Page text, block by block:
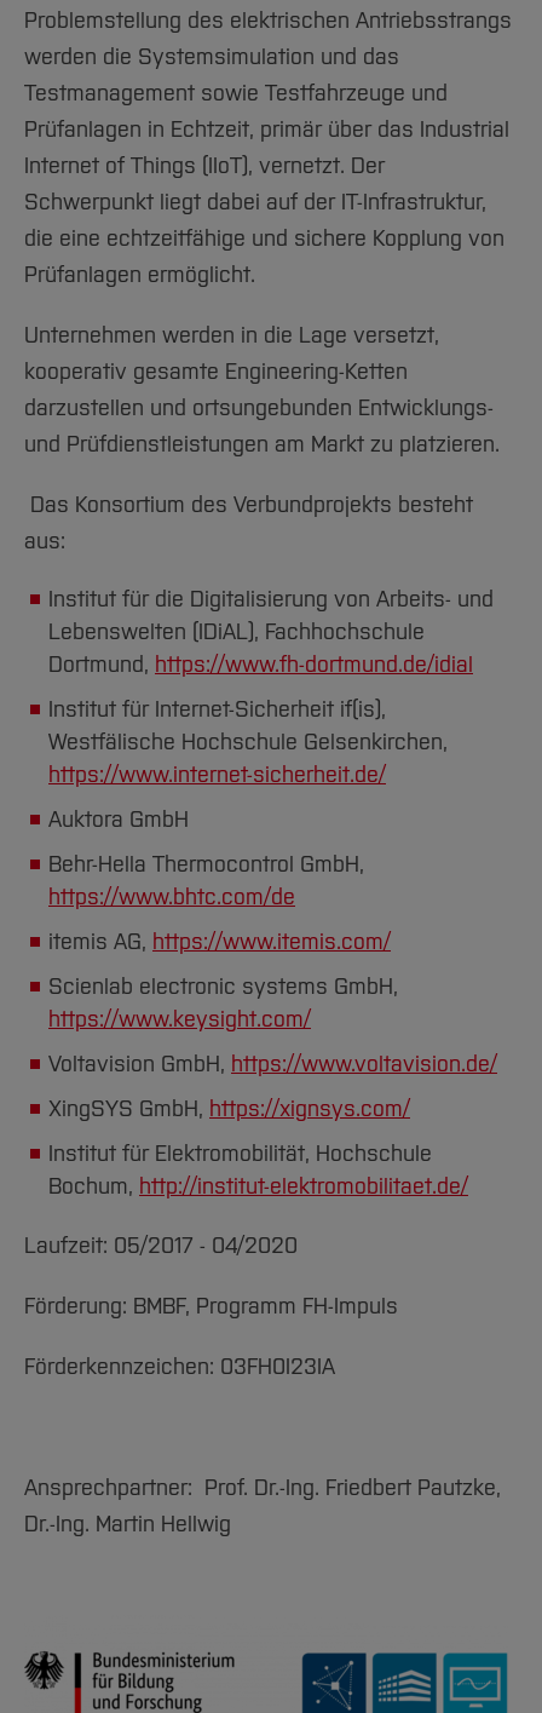
Arbeiten im FB G
Forschung und Projekte
International
Team
Service
Studiengänge
Studieninteressierte
Aktuelles
Studium
Fachgruppen
Forschung und Entwicklung
International
Team
Service
Amtliche Bekanntmachungen
Notfall-Infos
BO Shop
Familiengerechte Hochschule
Gleichstellung
Diskriminierungsfreie Hochschule
Vertretungen
Wahlen
Hochschulbibliothek
Hochschulkommunikation
International Office
Medienzentrum
qed-Stiftung
Zentrale Studienberatung
Problemstellung des elektrischen Antriebsstrangs
werden die Systemsimulation und das
Testmanagement sowie Testfahrzeuge und
Prüfanlagen in Echtzeit, primär über das Industrial
Internet of Things (IIoT), vernetzt. Der
Schwerpunkt liegt dabei auf der IT-Infrastruktur,
die eine echtzeitfähige und sichere Kopplung von
Prüfanlagen ermöglicht.
Unternehmen werden in die Lage versetzt,
kooperativ gesamte Engineering-Ketten
darzustellen und ortsungebunden Entwicklungs-
und Prüfdienstleistungen am Markt zu platzieren.
Das Konsortium des Verbundprojekts besteht
aus:
Institut für die Digitalisierung von Arbeits- und
Lebenswelten (IDiAL), Fachhochschule
Dortmund, https://www.fh-dortmund.de/idial
Institut für Internet-Sicherheit if(is),
Westfälische Hochschule Gelsenkirchen,
https://www.internet-sicherheit.de/
Auktora GmbH
Behr-Hella Thermocontrol GmbH,
https://www.bhtc.com/de
itemis AG, https://www.itemis.com/
Scienlab electronic systems GmbH,
https://www.keysight.com/
Voltavision GmbH, https://www.voltavision.de/
XingSYS GmbH, https://xignsys.com/
Institut für Elektromobilität, Hochschule
Bochum, http://institut-elektromobilitaet.de/
Laufzeit: 05/2017 - 04/2020
Förderung: BMBF, Programm FH-Impuls
Förderkennzeichen: 03FH0I23IA
Ansprechpartner: Prof. Dr.-Ing. Friedbert Pautzke,
Dr.-Ing. Martin Hellwig